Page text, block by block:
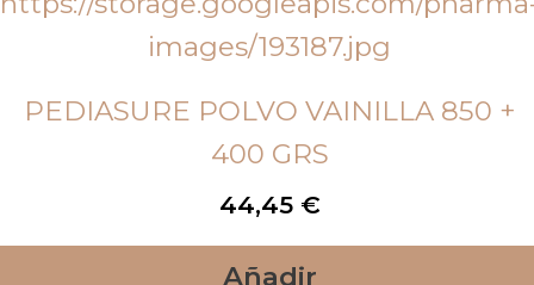
PEDIASURE POLVO VAINILLA 850 +
400 GRS
44,45 €
Añadir